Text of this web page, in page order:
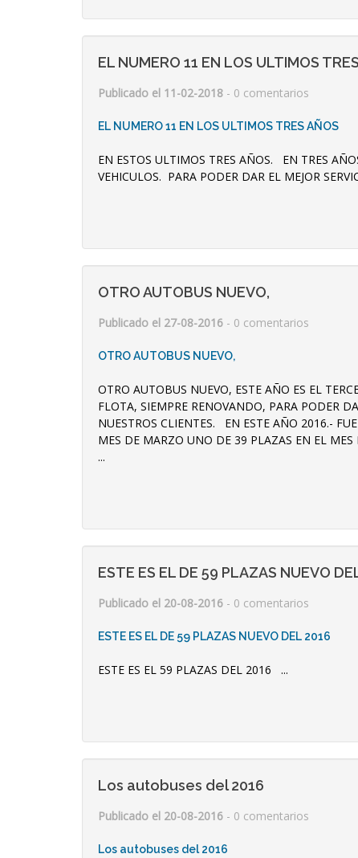
EL NUMERO 11 EN LOS ULTIMOS
Publicado el 11-02-2018 - 0 comentarios
EL NUMERO 11 EN LOS ULTIMOS TRES AÑOS
EN ESTOS ULTIMOS TRES AÑOS. EN TRES
VEHICULOS. PARA PODER DAR EL MEJOR
OTRO AUTOBUS NUEVO,
Publicado el 27-08-2016 - 0 comentarios
OTRO AUTOBUS NUEVO,
OTRO AUTOBUS NUEVO, ESTE AÑO ES EL
FLOTA, SIEMPRE RENOVANDO, PARA PODER
NUESTROS CLIENTES. EN ESTE AÑO 2016.-
MES DE MARZO UNO DE 39 PLAZAS EN EL
...
ESTE ES EL DE 59 PLAZAS NUEVO
Publicado el 20-08-2016 - 0 comentarios
ESTE ES EL DE 59 PLAZAS NUEVO DEL 2016
ESTE ES EL 59 PLAZAS DEL 2016 ...
Los autobuses del 2016
Publicado el 20-08-2016 - 0 comentarios
Los autobuses del 2016